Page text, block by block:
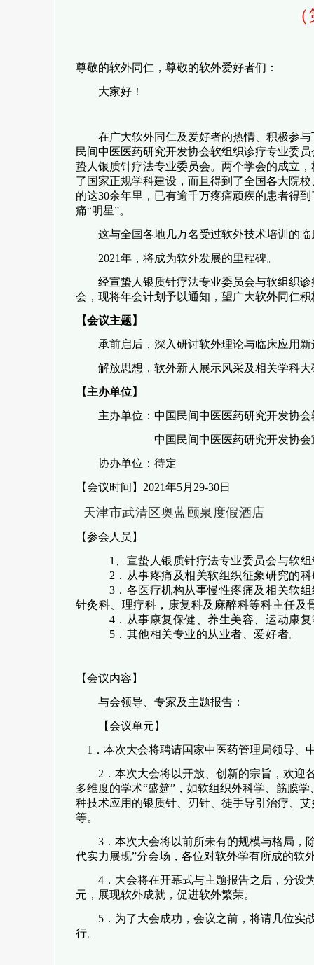
尊敬的软外同仁，尊敬的软外爱好者们：
大家好！
在广大软外同仁及爱好者的热情、积极参
民间中医医药研究开发协会软组织诊疗专业委员
蛰人银质针疗法专业委员会。两个学会的成立
了国家正规学科建设，而且得到了全国各大院
的这30余年里，已有逾千万疼痛顽疾的患者得
痛“明星”。
这与全国各地几万名受过软外技术培训的
2021年，将成为软外发展的里程碑。
经宣蛰人银质针疗法专业委员会与软组织
会，现将年会计划予以通知，望广大软外同仁
【会议主题】
承前启后，深入研讨软外理论与临床应用新
解放思想，软外新人展示风采及相关学科大
【主办单位】
主办单位：中国民间中医医药研究开发协
中国民间中医医药研究开发协
协办单位：待定
【会议时间】 2021年5月29-30日
天津市武清区奥蓝颐泉度假酒店
【参会人员】
1
、宣蛰人银质针疗法专业委员会与软
2 ．从事疼痛及相关软组织征象研究的
3 ．各医疗机构从事慢性疼痛及相关软
针灸科、理疗科，康复科及麻醉科等科主任及
4 ．从事康复保健、养生美容、运动康
5 ．其他相关专业的从业者、爱好者。
【会议内容】
与会领导、专家及主题报告：
【会议单元】
1 ．本次大会将聘请国家中医药管理局领导
2 ．本次大会将以开放、创新的宗旨，欢
多维度的学术“盛筵”，如软组织外科学、筋膜
种技术应用的银质针、刃针、徒手导引治疗、
等。
3．本次大会将以前所未有的规模与格局，
代实力展现”分会场，各位对软外学有所成的软
4．大会将在开幕式与主题报告之后，分设
元，展现软外成就，促进软外繁荣。
5．为了大会成功，会议之前，将请几位实
行。